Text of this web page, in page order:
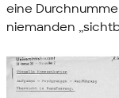
eine
niemanden